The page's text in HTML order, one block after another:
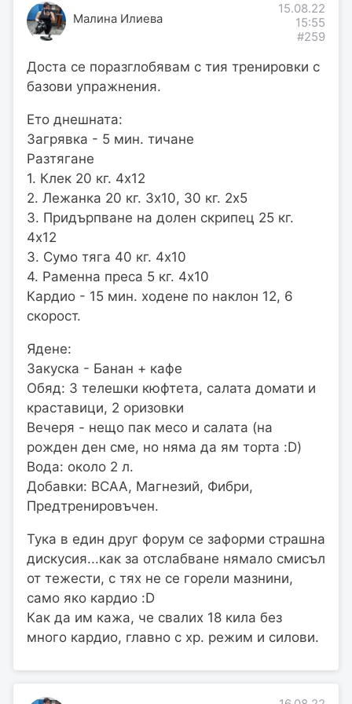
Малина Илиева
15.08.22
15:55
#259
Доста се поразглобявам с тия тренировки с
базови упражнения.
Ето днешната:
Загрявка - 5 мин. тичане
Разтягане
1. Клек 20 кг. 4х12
2. Лежанка 20 кг. 3х10, 30 кг. 2х5
3. Придърпване на долен скрипец 25 кг.
4х12
3. Сумо тяга 40 кг. 4х10
4. Раменна преса 5 кг. 4х10
Кардио - 15 мин. ходене по наклон 12, 6
скорост.
Ядене:
Закуска - Банан + кафе
Обяд: 3 телешки кюфтета, салата домати и
краставици, 2 оризовки
Вечеря - нещо пак месо и салата (на
рожден ден сме, но няма да ям торта :D)
Вода: около 2 л.
Добавки: BCAA, Магнезий, Фибри,
Предтренировъчен.
Тука в един друг форум се заформи страшна
дискусия...как за отслабване нямало смисъл
от тежести, с тях не се горели мазнини,
само яко кардио :D
Как да им кажа, че свалих 18 кила без
много кардио, главно с хр. режим и силови.